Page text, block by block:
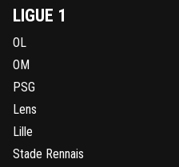
LIGUE 1
OL
OM
PSG
Lens
Lille
Stade Rennais